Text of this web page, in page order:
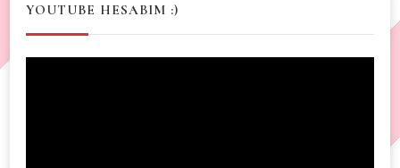
YOUTUBE HESABIM :)